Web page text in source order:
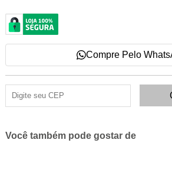
Compre Pelo
Você também pode gostar de